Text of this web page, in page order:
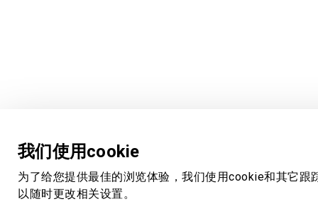
我们使用cookie
为了给您提供最佳的浏览体验，我们使用cookie和其它跟
以随时更改相关设置。